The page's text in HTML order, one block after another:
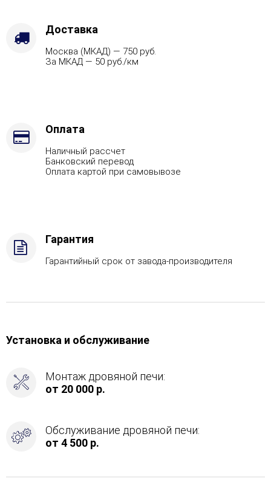
Футеровка,
Варианты
AISI
каменку
Доставка
Москва (МКАД) — 750 руб.
За МКАД — 50 руб./км
Оплата
Наличный рассчет
Банковский перевод
Оплата картой при самовывозе
Гарантия
Гарантийный срок от завода-производителя
Установка и обслуживание
Монтаж дровяной печи:
от 20 000 р.
Обслуживание дровяной печи:
от 4 500 р.